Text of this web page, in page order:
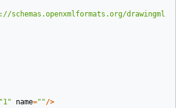
schemas.openxmlformats.org/drawingml/
"1" name=""/>